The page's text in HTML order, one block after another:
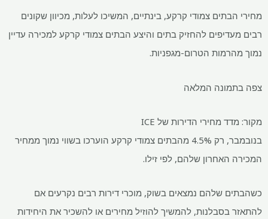
מחירי הבתים צמודי קרקע, בינתיים, המשיכו לעלות, מכיוון שקונים
רבים מעדיפים להחזיק בתים והיצע הבתים צמודי קרקע למכירה עדיין
נמוך מהרמות הטרום-מגפניות.
צפה בתמונה המלאה
מקור: מדד מחירי הדירות של ICE
בנובמבר, רק 4.5% מהבתים צמודי קרקע הוערכו בשווי נמוך ממחיר
המכירה האחרון שלהם, לפי זילו.
כשהבתים שלהם נמצאים בשוק, מוכרי דירות רבים נקרעים אם
להתאזר בסבלנות, להמשיך להוזיל מחירים או להשכיר את היחידות